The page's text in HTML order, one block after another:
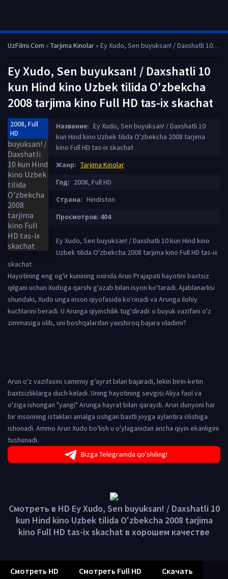
UzFilmi.Com » Tarjima Kinolar» Ey Xudo, Sen buyuksan! / Daxshatli 10 kun Hind kino Uzbek tilida O'zbekcha 2008 tarjima kino Full HD tas-ix skachat
Ey Xudo, Sen buyuksan! / Daxshatli 10
kun Hind kino Uzbek tilida O'zbekcha
2008 tarjima kino Full HD tas-ix skachat
2008, Full
HD
Название: Ey Xudo, Sen buyuksan! / Daxshatli 10
kun Hind kino Uzbek tilida O'zbekcha 2008 tarjima
kino Full HD tas-ix skachat
Жанр: Tarjima Kinolar
Год: 2008, Full HD
Страна: Hindiston
Просмотров: 404
Ey Xudo, Sen buyuksan! / Daxshatli 10 kun Hind kino
Uzbek tilida O'zbekcha 2008 tarjima kino Full HD tas-ix
skachat
Hayotining eng og'ir kunining oxirida Arun Prajapati hayotini baxtsiz
qilgani uchun Xudoga qarshi g'azab bilan isyon ko'taradi. Ajablanarlisi
shundaki, Xudo unga inson qiyofasida ko'rinadi va Arunga ilohiy
kuchlarini beradi. U Arunga qiyinchilik tug'diradi: u buyuk vazifani o'z
zimmasiga olib, uni boshqalardan yaxshiroq bajara oladimi?
Arun o'z vazifasini samimiy g'ayrat bilan bajaradi, lekin birin-ketin
baxtsizliklarga duch keladi. Uning hayotining sevgisi Aliya faol va
o'ziga ishongan "yangi" Arunga hayrat bilan qaraydi. Arun dunyoni har
bir insonning istaklari amalga oshgan baxtli joyga aylantira olishiga
ishonadi. Ammo Arun Xudo bo'lish u o'ylaganidan ancha qiyin ekanligini
tushunadi.
Bizga Telegramda qo'shiling!
Смотреть в HD Ey Xudo, Sen buyuksan! / Daxshatli 10
kun Hind kino Uzbek tilida O'zbekcha 2008 tarjima
kino Full HD tas-ix skachat в хорошем качестве
Смотреть HD Смотреть Full HD Скачать